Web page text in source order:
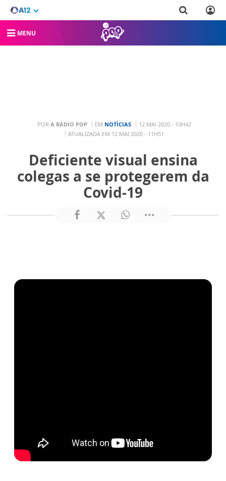
MENU
POR A RÁDIO POP EM NOTÍCIAS
12 MAI 2020 - 10H42
ATUALIZADA EM 12 MAI 2020 - 11H51
Deficiente visual ensina
colegas a se protegerem da
Covid-19